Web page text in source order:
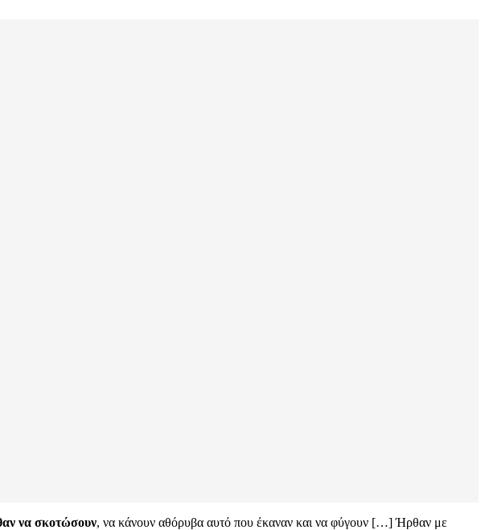
να σκοτώσουν, να κάνουν αθόρυβα αυτό που έκαναν και να φύγουν […] Ήρθαν με